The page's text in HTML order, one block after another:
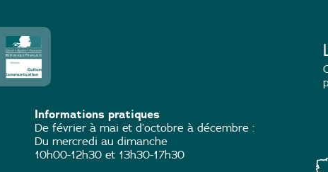
Informations pratiques
De février à mai et d’octobre à décembre :
Du mercredi au dimanche
10h00-12h30 et 13h30-17h30